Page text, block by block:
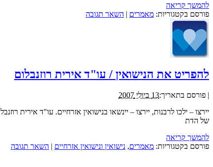
להמשך קריאה
פורסם בקטגוריות: מאמרים | השאר תגובה
להפריט את הנישואין / עו"ד אירית רוזנבלום
| פורסם בתאריך:13 ביולי 2007
יירצו – ילכו לרבנות, יירצו – יינשאו בנישואין אזרחיים. עו"ד אירית
של הדת
להמשך קריאה
פורסם בקטגוריות: מאמרים, נישואין ונישואין אזרחיים | השאר תגובה